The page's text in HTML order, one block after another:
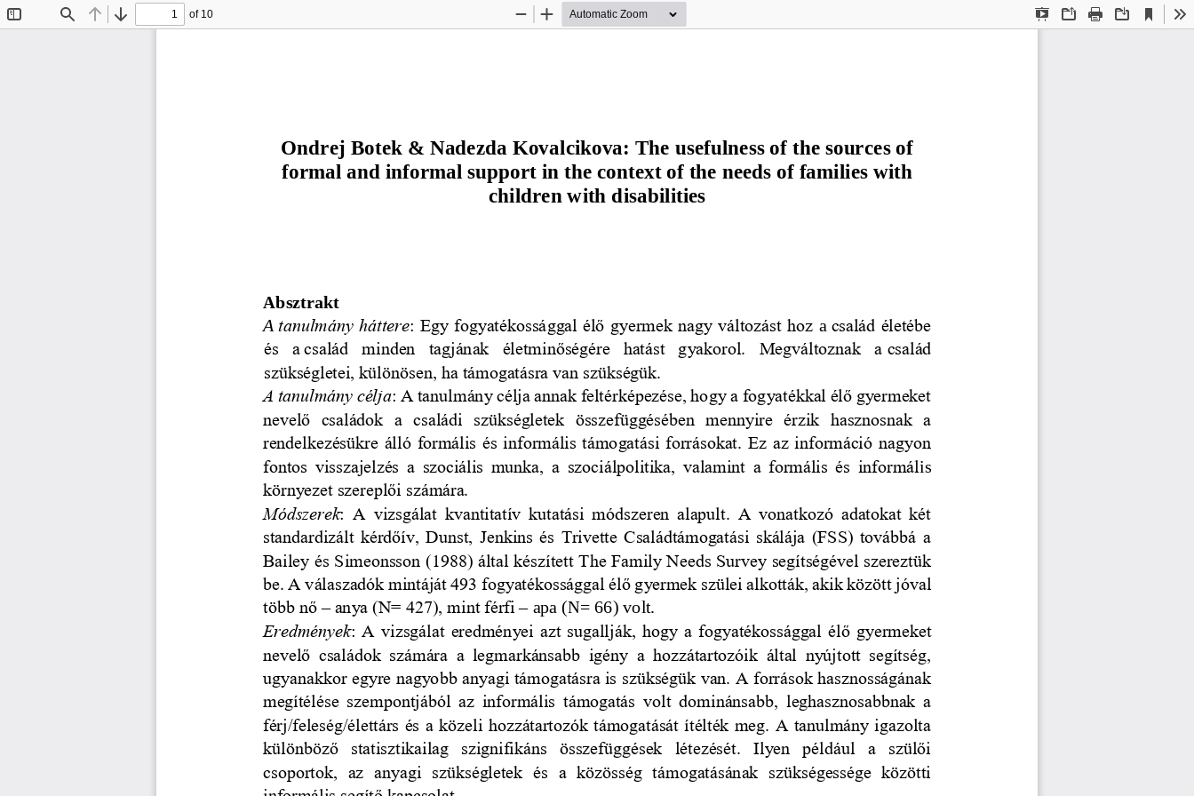
Find Previous
Next
of 10
Presentation
OpenPrint Download
Current
View
Zoom
Zoom
Ondrej Botek & Nadezda Kovalcikova: The usefulness of the sources of
formal and informal support in the context of the needs of families with
children with disabilities
Absztrakt
A tanulmány háttere: Egy fogyatékossággal élő gyermek nagy változást hoz a család életébe
és  a család  minden  tagjának  életminőségére  hatást  gyakorol.  Megváltoznak  a család
szükségletei, különösen, ha támogatásra van szükségük.
A tanulmány célja: A tanulmány célja annak feltérképezése, hogy a fogyatékkal élő gyermeket
nevelő családok  a  családi  szükségletek  összefüggésében  mennyire  érzik  hasznosnak  a
rendelkezésükre álló formális és informális támogatási forrásokat. Ez az információ nagyon
fontos  visszajelzés  a  szociális  munka,  a  szociálpolitika,  valamint  a  formális  és  informális
környezet szereplői számára.
Módszerek:  A  vizsgálat  kvantitatív  kutatási  módszeren  alapult.  A  vonatkozó  adatokat  két
standardizált kérdőív, Dunst, Jenkins és Trivette Családtámogatási skálája (FSS) továbbá a
Bailey és Simeonsson (1988) által készített The Family Needs Survey segítségével szereztük
be. A válaszadók mintáját 493 fogyatékossággal élő gyermek szülei alkották, akik között jóval
több nő –anya (N= 427), mint férfi – apa (N= 66) volt.
Eredmények: A vizsgálat eredményei azt sugallják, hogy a fogyatékossággal élő gyermeket
nevelő  családok  számára  a  legmarkánsabb  igény  a  hozzátartozóik  által  nyújtott  segítség,
ugyanakkor egyre nagyobb anyagi támogatásra is szükségük van. A források hasznosságának
megítélése  szempontjából  az  informális  támogatás  volt  dominánsabb,  leghasznosabbnak  a
férj/feleség/élettárs és a közeli hozzátartozók támogatását ítélték meg. A tanulmány igazolta
különböző  statisztikailag  szignifikáns  összefüggések  létezését.  Ilyen  például  a  szülői
csoportok,  az  anyagi  szükségletek  és  a  közösség  támogatásának  szükségessége  közötti